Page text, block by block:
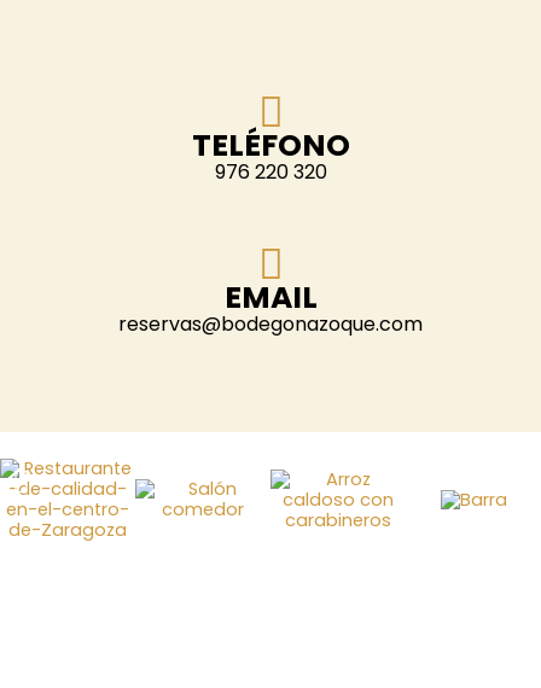
TELÉFONO
976 220 320
EMAIL
reservas@bodegonazoque.com